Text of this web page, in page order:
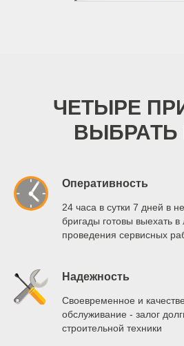
ЧЕТЫРЕ
ВЫБРАТЬ
Оперативность
24 часа в сутки 7 дней в
бригады готовы выехать
проведения сервисных
Надежность
Своевременное и
обслуживание - залог
строительной техники